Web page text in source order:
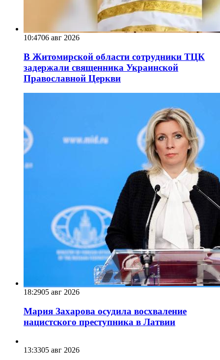
10:4706 авг 2026
В Житомирской области сотрудники ТЦК
задержали священника Украинской
Православной Церкви
18:2905 авг 2026
Мария Захарова осудила восхваление
нацистского преступника в Латвии
13:3305 авг 2026